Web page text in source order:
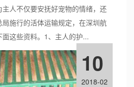
人不仅要安抚好宠物的情绪，还
施行的活体运输规定，在深圳航
这些资料。1、主人的护...
10
2018-02